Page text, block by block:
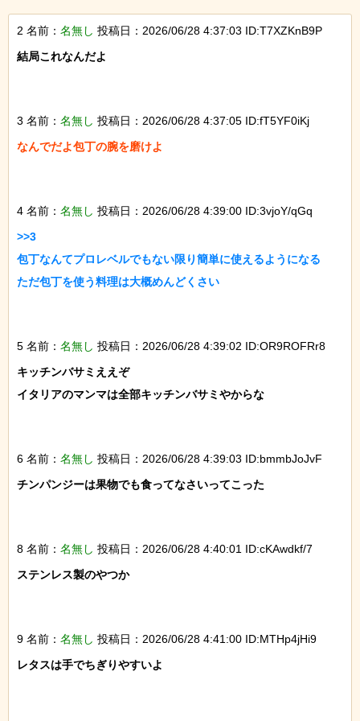
2 名前： 名無し 投稿日：2026/06/28 4:37:03 ID:T7XZKnB9P
結局これなんだよ
3 名前： 名無し 投稿日：2026/06/28 4:37:05 ID:fT5YF0iKj
なんでだよ包丁の腕を磨けよ
4 名前： 名無し 投稿日：2026/06/28 4:39:00 ID:3vjoY/qGq
>>3
包丁なんてプロレベルでもない限り簡単に使えるようになる
ただ包丁を使う料理は大概めんどくさい
5 名前： 名無し 投稿日：2026/06/28 4:39:02 ID:OR9ROFRr8
キッチンバサミええぞ
イタリアのマンマは全部キッチンバサミやからな
6 名前： 名無し 投稿日：2026/06/28 4:39:03 ID:bmmbJoJvF
チンパンジーは果物でも食ってなさいってこった
8 名前： 名無し 投稿日：2026/06/28 4:40:01 ID:cKAwdkf/7
ステンレス製のやつか
9 名前： 名無し 投稿日：2026/06/28 4:41:00 ID:MTHp4jHi9
レタスは手でちぎりやすいよ